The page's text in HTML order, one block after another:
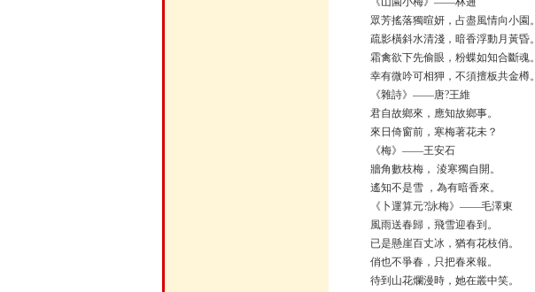
眾芳搖落獨暄妍，占盡風情向小園。
疏影橫斜水清淺，暗香浮動月黃昏。
霜禽欲下先偷眼，粉蝶如知合斷魂。
幸有微吟可相狎，不須擅板共金樽。
《雜詩》——唐?王維
君自故鄉來，應知故鄉事。
來日倚窗前，寒梅著花未？
《梅》——王安石
牆角數枝梅， 淩寒獨自開。
遙知不是雪 ，為有暗香來。
《卜運算元?詠梅》——毛澤東
風雨送春歸，飛雪迎春到。
已是懸崖百丈冰，猶有花枝俏。
俏也不爭春，只把春來報。
待到山花爛漫時，她在叢中笑。